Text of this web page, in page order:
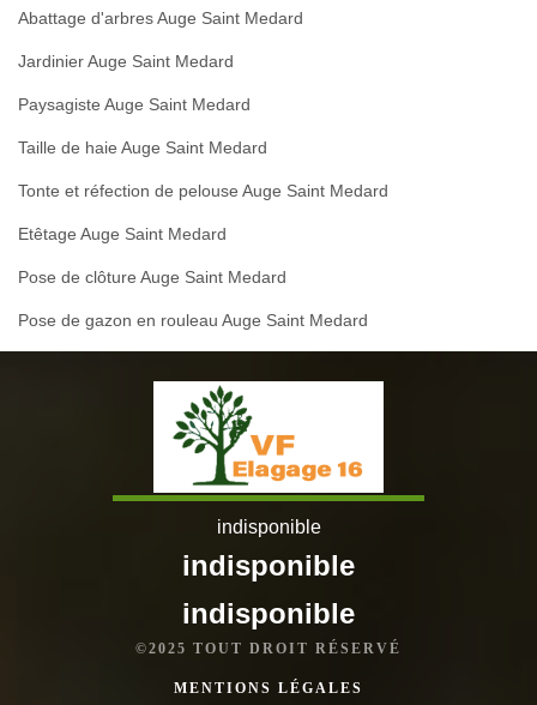
Abattage d'arbres Auge Saint Medard
Jardinier Auge Saint Medard
Paysagiste Auge Saint Medard
Taille de haie Auge Saint Medard
Tonte et réfection de pelouse Auge Saint Medard
Etêtage Auge Saint Medard
Pose de clôture Auge Saint Medard
Pose de gazon en rouleau Auge Saint Medard
indisponible
indisponible
indisponible
©2025 TOUT DROIT RÉSERVÉ
MENTIONS LÉGALES